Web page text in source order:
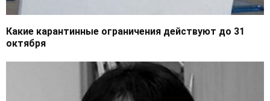
Какие карантинные ограничения действуют до 31
октября